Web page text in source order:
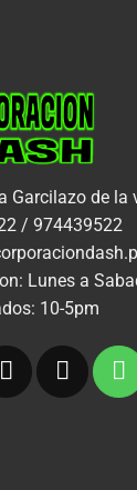
Garcilazo de
/ 974439522
Lunes a
10-5pm